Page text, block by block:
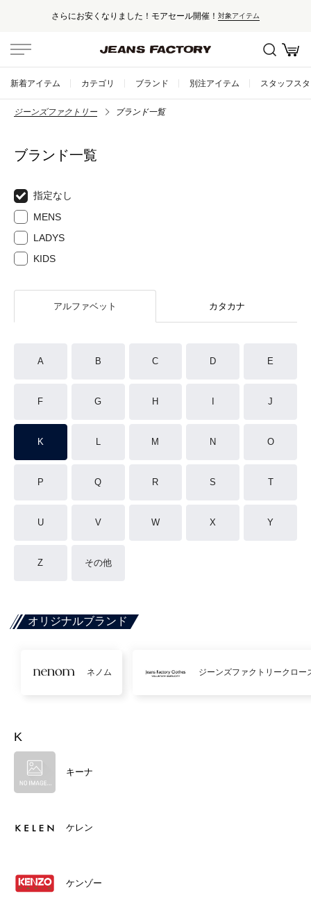
さらにお安くなりました！モアセール開催！ 対象アイテム
新着アイテム カテゴリ ブランド 別注アイテム スタッフス
ジーンズファクトリー ブランド一覧
ブランド一覧
指定なし
MENS
LADYS
KIDS
アルファベット カタカナ
A B C D E
F G H J
K L M N O
P Q R S T
U V W X Y
Z その他
オリジナルブランド
ネノム ジーンズファクトリークロー
K
キーナ
ケレン
ケンゾー